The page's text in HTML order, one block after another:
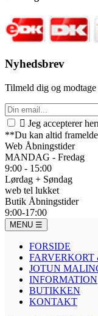
Nyhedsbrev
Tilmeld dig og
 Jeg accepterer
**Du kan altid
Web Åbningstider
MANDAG - Fredag
9:00 - 15:00
Lørdag + Søndag
web tel lukket
Butik Åbningstider
9:00-17:00
MENU ☰
FORSIDE
FARVERKORT
JOTUN
INFORMATION
BUTIKKEN
KONTAKT